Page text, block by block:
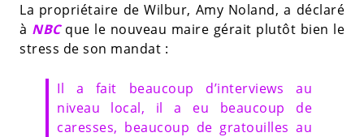
La propriétaire de Wilbur, Amy Noland, a déclaré
à NBCque le nouveau maire gérait plutôt bien le
stress de son mandat :
Il a fait beaucoup d’interviews au
niveau local, il a eu beaucoup de
caresses, beaucoup de gratouilles au